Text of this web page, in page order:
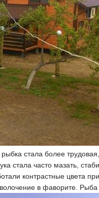
стала более
стала часто мазать,
контрастные цвета
в фаворите.